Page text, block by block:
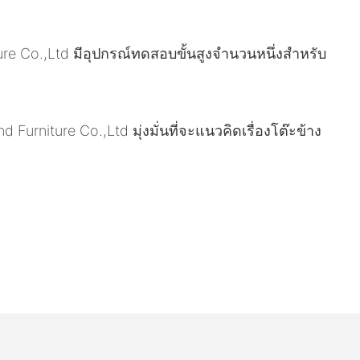
Co.,Ltd มีอุปกรณ์ทดสอบขั้นสูงจำนวนหนึ่งสำหรับ
Furniture Co.,Ltd มุ่งมั่นที่จะแนวคิดเรื่องโต๊ะข้าง